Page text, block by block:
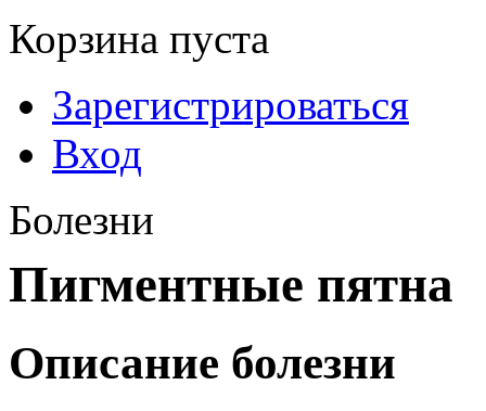
Корзина пуста
Зарегистрироваться
Вход
Болезни
Пигментные пятна
Описание болезни